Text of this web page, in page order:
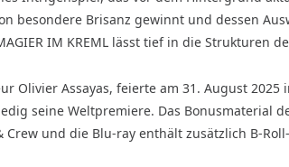
besondere Brisanz gewinnt und dessen
IM KREML lässt tief in die Strukturen
Olivier Assayas, feierte am 31. August
seine Weltpremiere. Das Bonusmaterial
Crew und die Blu-ray enthält zusätzlich B-